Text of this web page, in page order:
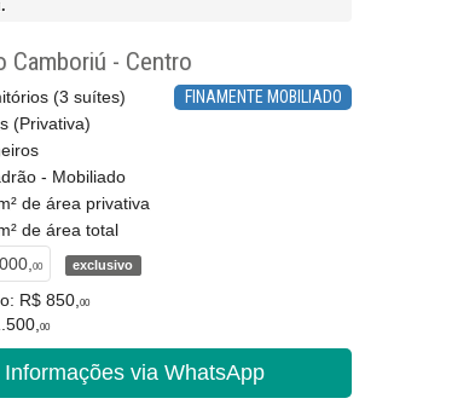
Camboriú - Centro
FINAMENTE MOBILIADO
(3 suítes)
(Privativa)
- Mobiliado
de área privativa
de área total
00 exclusivo
R$ 850, 00
00
Informações via WhatsApp